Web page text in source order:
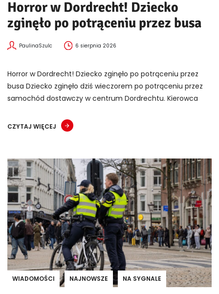
Horror w Dordrecht! Dziecko
zginęło po potrąceniu przez busa
PaulinaSzulc 6 sierpnia 2026
Horror w Dordrecht! Dziecko zginęło po potrąceniu przez
busa Dziecko zginęło dziś wieczorem po potrąceniu przez
samochód dostawczy w centrum Dordrechtu. Kierowca
CZYTAJ WIĘCEJ
WIADOMOŚCI NAJNOWSZE NA SYGNALE